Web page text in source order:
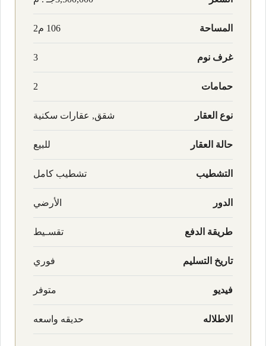
المساحة 106 م2
غرف نوم 3
حمامات 2
نوع العقار شقق, عقارات سكنية
حالة العقار للبيع
التشطيب تشطيب كامل
الدور الأرضي
طريقة الدفع تقسـيط
تاريخ التسليم فوري
فيديو متوفر
الاطلاله حديقه واسعه